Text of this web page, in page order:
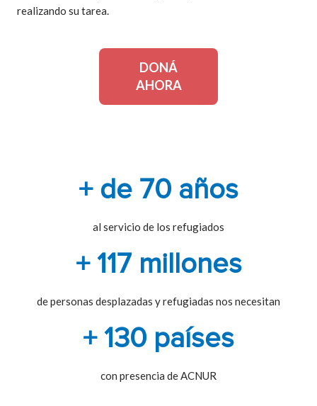
realizando su tarea.
DONÁ
AHORA
+ de 70 años
al servicio de los refugiados
+ 117 millones
de personas desplazadas y refugiadas nos necesitan
+ 130 países
con presencia de ACNUR